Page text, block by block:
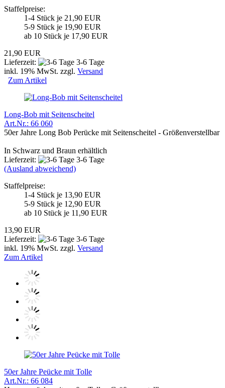
Staffelpreise:
1-4 Stück je 21,90 EUR
5-9 Stück je 19,90 EUR
ab 10 Stück je 17,90 EUR
21,90 EUR
Lieferzeit:
3-6 Tage
inkl. 19% MwSt. zzgl. Versand
Zum Artikel
Long-Bob mit Seitenscheitel
Art.Nr.: 66 060
50er Jahre Long Bob Perücke mit Seitenscheitel - Größenverstellbar
In Schwarz und Braun erhältlich
Lieferzeit:
3-6 Tage
(Ausland abweichend)
Staffelpreise:
1-4 Stück je 13,90 EUR
5-9 Stück je 12,90 EUR
ab 10 Stück je 11,90 EUR
13,90 EUR
Lieferzeit:
3-6 Tage
inkl. 19% MwSt. zzgl. Versand
Zum Artikel
50er Jahre Peücke mit Tolle
Art.Nr.: 66 084